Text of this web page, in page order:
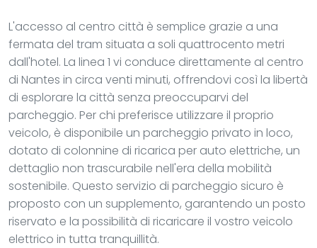
L'accesso al centro città è semplice grazie a una
fermata del tram situata a soli quattrocento metri
dall'hotel. La linea 1 vi conduce direttamente al centro
di Nantes in circa venti minuti, offrendovi così la libertà
di esplorare la città senza preoccuparvi del
parcheggio. Per chi preferisce utilizzare il proprio
veicolo, è disponibile un parcheggio privato in loco,
dotato di colonnine di ricarica per auto elettriche, un
dettaglio non trascurabile nell'era della mobilità
sostenibile. Questo servizio di parcheggio sicuro è
proposto con un supplemento, garantendo un posto
riservato e la possibilità di ricaricare il vostro veicolo
elettrico in tutta tranquillità.